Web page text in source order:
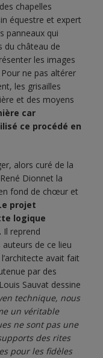
chapelles
équestre et expert
panneaux qui
du château de
les images
ne pas altérer
les grisailles
et des moyens
car
ce procédé en
alors curé de la
Dionnet la
fond de chœur et
projet
logique
Il reprend
auteurs de ce lieu
avait fait
par des
Sauvat dessine
technique, nous
un véritable
ne sont pas une
des rites
pour les fidèles